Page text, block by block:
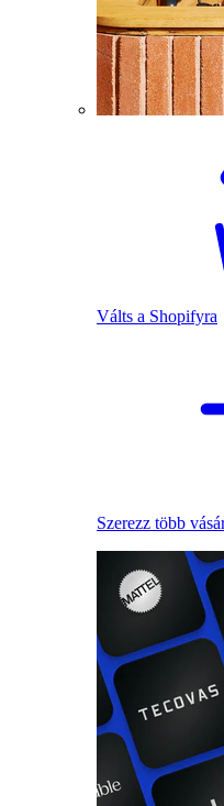
Válts a Shopifyra
Szerezz több